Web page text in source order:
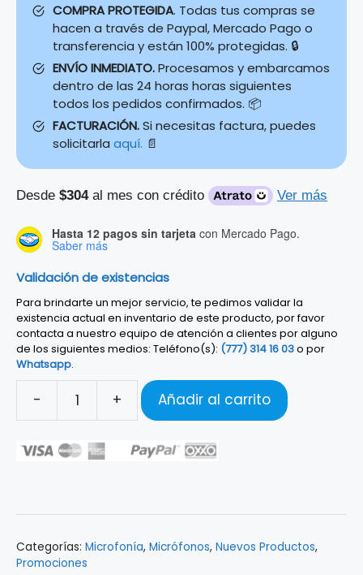
COMPRA PROTEGIDA. Todas tus compras se
hacen a través de Paypal, Mercado Pago o
transferencia y están 100% protegidas. 🔒
ENVÍO INMEDIATO.Procesamos y embarcamos
dentro de las 24 horas horas siguientes
todos los pedidos confirmados. 📦
FACTURACIÓN.Si necesitas factura, puedes
solicitarla aquí. 📄
Desde $304al mes con crédito Ver más
Hasta 12 pagos sin tarjeta con Mercado Pago.
Saber más
Validación de existencias
Para brindarte un mejor servicio, te pedimos validar la
existencia actual en inventario de este producto, por favor
contacta a nuestro equipo de atención a clientes por alguno
de los siguientes medios: Teléfono(s): (777) 314 16 03o por
Whatsapp.
-
Micrófono
Beta
+ Añadir al carrito
Categorías: Microfonía, Micrófonos, Nuevos Productos,
Promociones